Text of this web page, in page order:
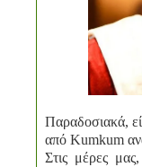
Παραδοσιακά,
από Kumkum
Στις μέρες